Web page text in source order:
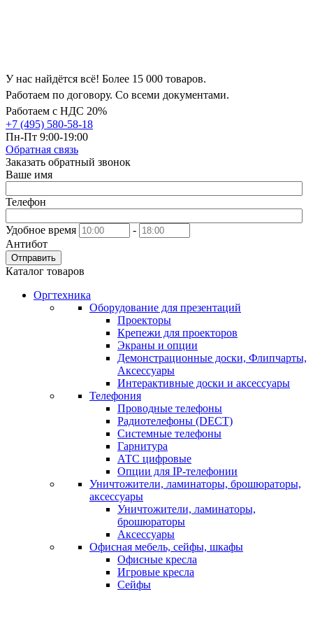
У нас найдётся всё! Более 15 000 товаров.
Работаем по договору. Со всеми документами.
Работаем с НДС 20%
+7 (495) 580-58-18
Пн-Пт 9:00-19:00
Обратная связь
Заказать обратный звонок
Ваше имя
Телефон
Удобное время
-
Антибот
Отправить
Каталог товаров
Оргтехника
Оборудование для презентаций
Проекторы
Крепежи для проекторов
Экраны и опции
Демонстрационные доски, Флипчарты,
Аксессуары
Интерактивные доски и аксессуары
Телефония
Проводные телефоны
Радиотелефоны (DECT)
Системные телефоны
Гарнитура
АТС цифровые
Опции для IP-телефонии
Уничтожители, ламинаторы, брошюраторы,
аксессуары
Уничтожители, ламинаторы,
брошюраторы
Аксессуары
Офисная мебель, сейфы, шкафы
Офисные кресла
Игровые кресла
Сейфы